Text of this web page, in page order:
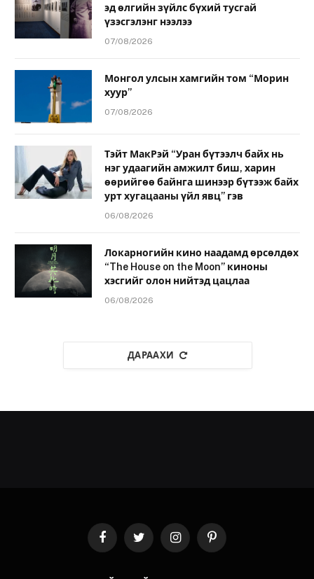
эд өлгийн зүйлс бүхий тусгай
үзэсгэлэнг нээлээ
07/08/2026
Монгол улсын хамгийн том “Морин
хуур”
07/08/2026
Тэйт МакРэй “Уран бүтээлч байх нь
нэг удаагийн амжилт биш, харин
өөрийгөө байнга шинээр бүтээж байх
урт хугацааны үйл явц” гэв
06/08/2026
Локарногийн кино наадамд өрсөлдөх
“The House on the Moon” киноны
хэсгийг олон нийтэд цацлаа
06/08/2026
ДАРААХИ
FacebookTwitter InstagramPinterest